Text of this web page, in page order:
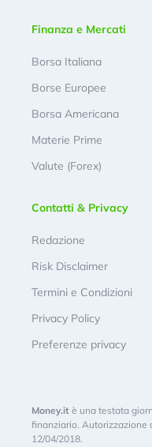
Finanza e Mercati
Borsa Italiana
Borse Europee
Borsa Americana
Materie Prime
Valute (Forex)
Contatti & Privacy
Redazione
Risk Disclaimer
Termini e Condizioni
Privacy Policy
Preferenze privacy
Money.it è una testata
finanziario. Autorizzazione
12/04/2018.